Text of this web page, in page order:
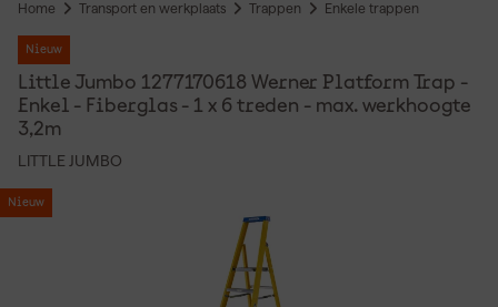
Home Transport en werkplaats Trappen Enkele trappen
Nieuw
Little Jumbo 1277170618 Werner Platform Trap -
Enkel - Fiberglas - 1 x 6 treden - max. werkhoogte
3,2m
LITTLE JUMBO
Nieuw